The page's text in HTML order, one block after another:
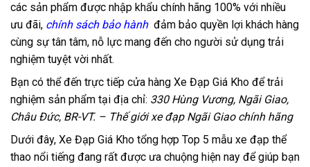
các sản phẩm được nhập khẩu chính hãng 100% với nhiều
ưu đãi, chính sách bảo hànhđảm bảo quyền lợi khách hàng
cùng sự tân tâm, nỗ lực mang đến cho người sử dụng trải
nghiệm tuyệt vời nhất.
Bạn có thể đến trực tiếp cửa hàng Xe Đạp Giá Kho để trải
nghiệm sản phẩm tại địa chỉ: 330 Hùng Vương, Ngãi Giao,
Châu Đức, BR-VT. – Thế giới xe đạp Ngãi Giao chính hãng
Dưới đây, Xe Đạp Giá Kho tổng hợp Top 5 mẫu xe đạp thể
thao nổi tiếng đang rất được ưa chuộng hiện nay để giúp bạn